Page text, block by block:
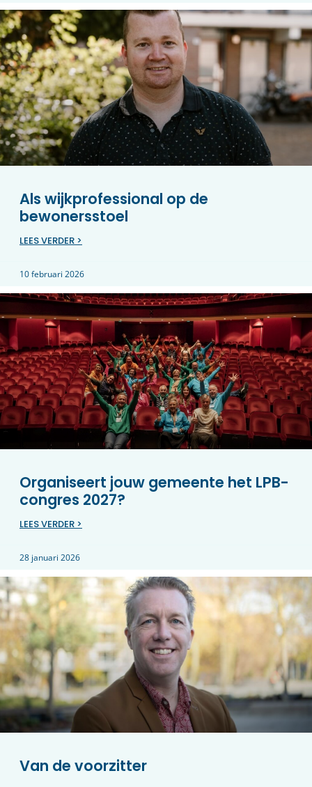
Als wijkprofessional op de
bewonersstoel
LEES VERDER >
10 februari 2026
Organiseert jouw gemeente het LPB-
congres 2027?
LEES VERDER >
28 januari 2026
Van de voorzitter